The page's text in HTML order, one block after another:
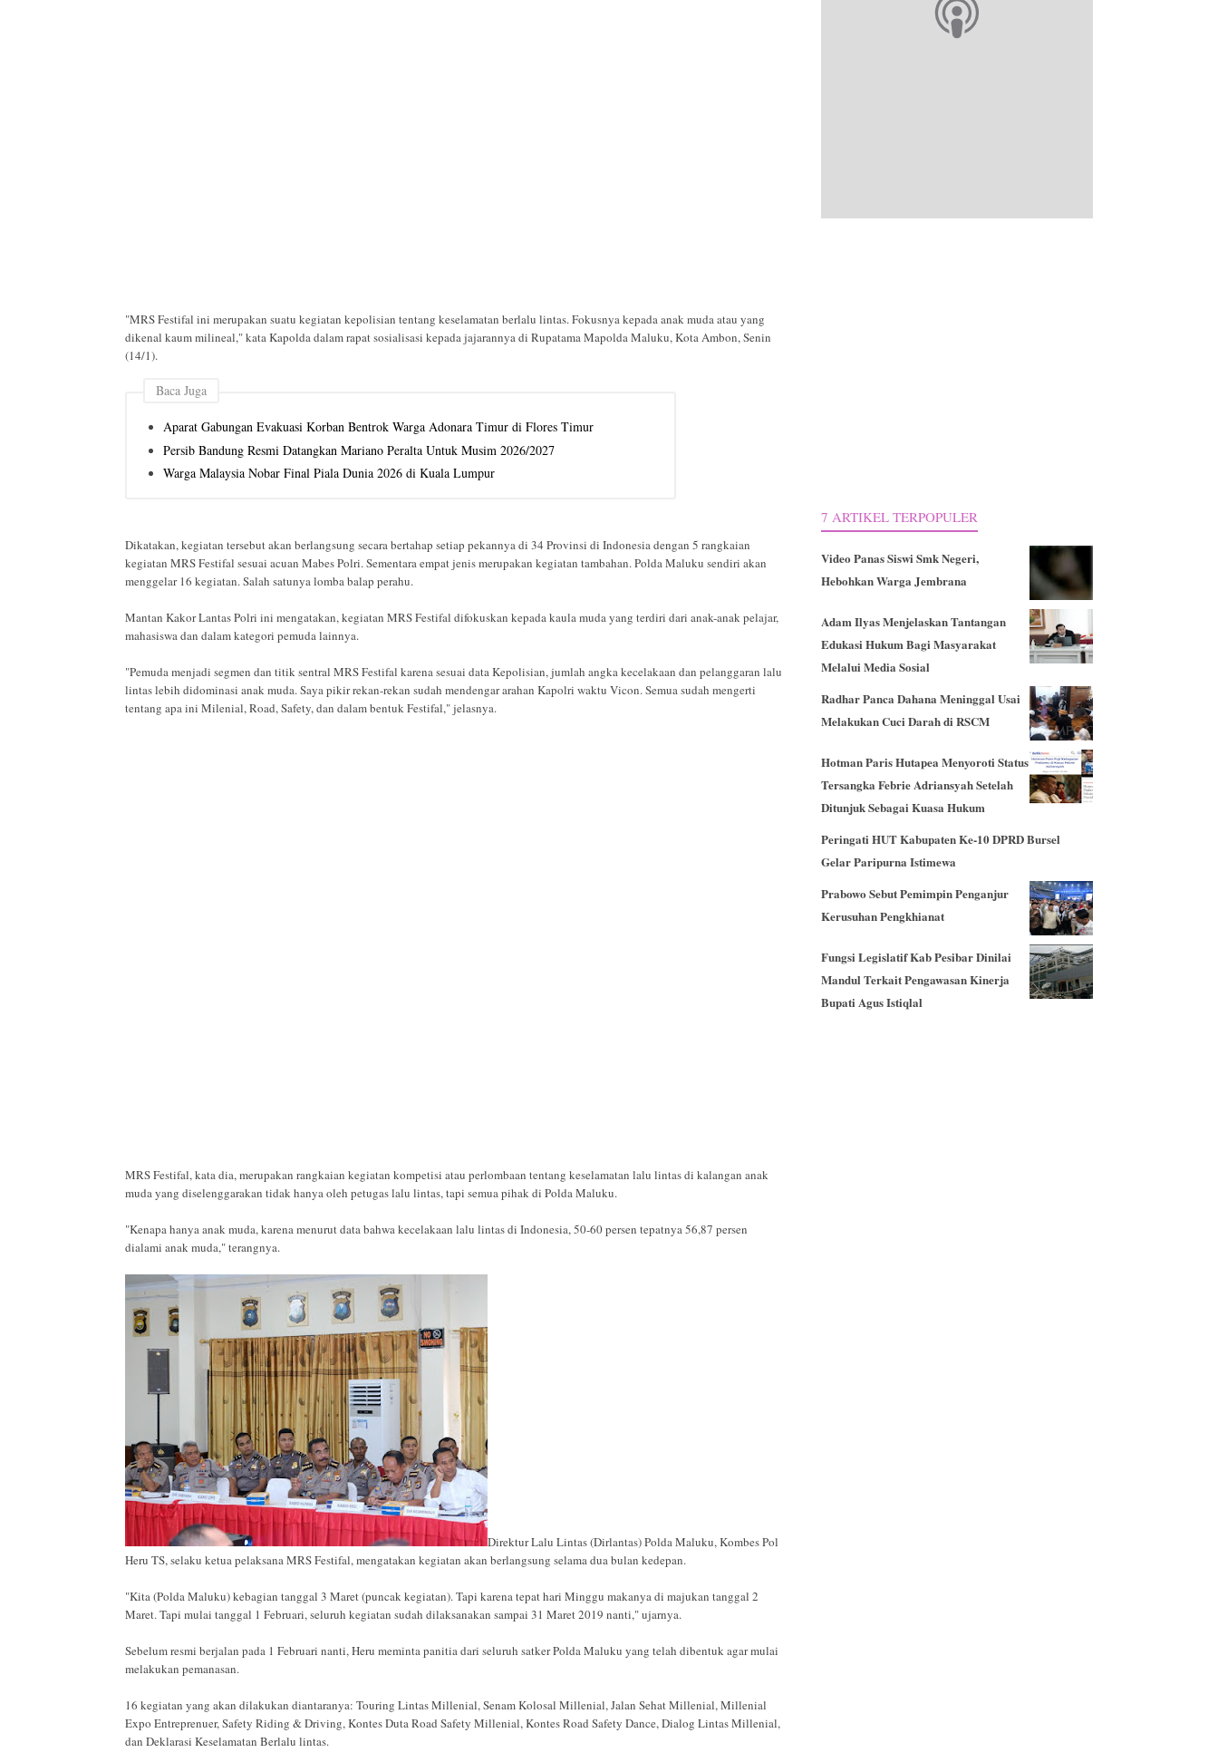
"MRS Festifal ini merupakan suatu kegiatan kepolisian tentang keselamatan berlalu lintas. Fokusnya kepada anak muda atau yang
dikenal kaum milineal," kata Kapolda dalam rapat sosialisasi kepada jajarannya di Rupatama Mapolda Maluku, Kota Ambon, Senin
(14/1).
Baca Juga
Aparat Gabungan Evakuasi Korban Bentrok Warga Adonara Timur di Flores Timur
Persib Bandung Resmi Datangkan Mariano Peralta Untuk Musim 2026/2027
Warga Malaysia Nobar Final Piala Dunia 2026 di Kuala Lumpur
Dikatakan, kegiatan tersebut akan berlangsung secara bertahap setiap pekannya di 34 Provinsi di Indonesia dengan 5 rangkaian
kegiatan MRS Festifal sesuai acuan Mabes Polri. Sementara empat jenis merupakan kegiatan tambahan. Polda Maluku sendiri akan
menggelar 16 kegiatan. Salah satunya lomba balap perahu.
Mantan Kakor Lantas Polri ini mengatakan, kegiatan MRS Festifal difokuskan kepada kaula muda yang terdiri dari anak-anak pelajar,
mahasiswa dan dalam kategori pemuda lainnya.
"Pemuda menjadi segmen dan titik sentral MRS Festifal karena sesuai data Kepolisian, jumlah angka kecelakaan dan pelanggaran lalu
lintas lebih didominasi anak muda. Saya pikir rekan-rekan sudah mendengar arahan Kapolri waktu Vicon. Semua sudah mengerti
tentang apa ini Milenial, Road, Safety, dan dalam bentuk Festifal," jelasnya.
MRS Festifal, kata dia, merupakan rangkaian kegiatan kompetisi atau perlombaan tentang keselamatan lalu lintas di kalangan anak
muda yang diselenggarakan tidak hanya oleh petugas lalu lintas, tapi semua pihak di Polda Maluku.
"Kenapa hanya anak muda, karena menurut data bahwa kecelakaan lalu lintas di Indonesia, 50-60 persen tepatnya 56,87 persen
dialami anak muda," terangnya.
Direktur Lalu Lintas (Dirlantas) Polda Maluku, Kombes Pol
Heru TS, selaku ketua pelaksana MRS Festifal, mengatakan kegiatan akan berlangsung selama dua bulan kedepan.
"Kita (Polda Maluku) kebagian tanggal 3 Maret (puncak kegiatan). Tapi karena tepat hari Minggu makanya di majukan tanggal 2
Maret. Tapi mulai tanggal 1 Februari, seluruh kegiatan sudah dilaksanakan sampai 31 Maret 2019 nanti," ujarnya.
Sebelum resmi berjalan pada 1 Februari nanti, Heru meminta panitia dari seluruh satker Polda Maluku yang telah dibentuk agar mulai
melakukan pemanasan.
16 kegiatan yang akan dilakukan diantaranya: Touring Lintas Millenial, Senam Kolosal Millenial, Jalan Sehat Millenial, Millenial
Expo Entreprenuer, Safety Riding & Driving, Kontes Duta Road Safety Millenial, Kontes Road Safety Dance, Dialog Lintas Millenial,
dan Deklarasi Keselamatan Berlalu lintas.
7 ARTIKEL TERPOPULER
Video Panas Siswi Smk Negeri,
Hebohkan Warga Jembrana
Adam Ilyas Menjelaskan Tantangan
Edukasi Hukum Bagi Masyarakat
Melalui Media Sosial
Radhar Panca Dahana Meninggal Usai
Melakukan Cuci Darah di RSCM
Hotman Paris Hutapea Menyoroti Status
Tersangka Febrie Adriansyah Setelah
Ditunjuk Sebagai Kuasa Hukum
Peringati HUT Kabupaten Ke-10 DPRD Bursel
Gelar Paripurna Istimewa
Prabowo Sebut Pemimpin Penganjur
Kerusuhan Pengkhianat
Fungsi Legislatif Kab Pesibar Dinilai
Mandul Terkait Pengawasan Kinerja
Bupati Agus Istiqlal